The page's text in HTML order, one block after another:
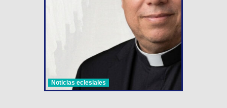
Noticias eclesiales